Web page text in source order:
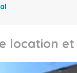
location